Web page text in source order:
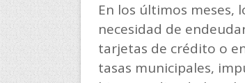
En los últimos meses,
necesidad de
tarjetas de crédito o
tasas municipales,